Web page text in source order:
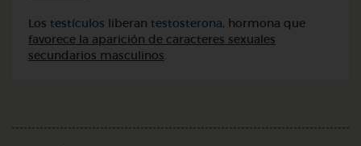
Los testículos liberan testosterona, hormona que
favorece la aparición de caracteres sexuales
secundarios masculinos.